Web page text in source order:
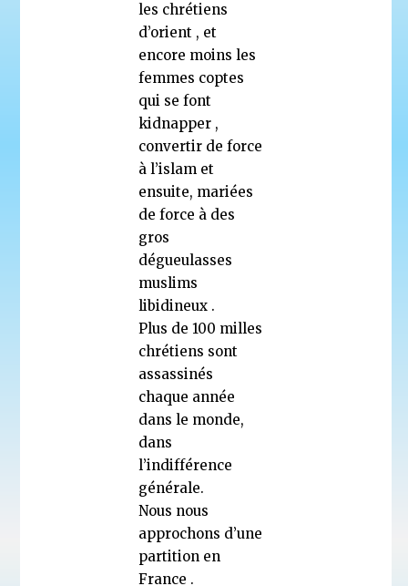
les chrétiens
d’orient , et
encore moins les
femmes coptes
qui se font
kidnapper ,
convertir de force
à l’islam et
ensuite, mariées
de force à des
gros
dégueulasses
muslims
libidineux .
Plus de 100 milles
chrétiens sont
assassinés
chaque année
dans le monde,
dans
l’indifférence
générale.
Nous nous
approchons d’une
partition en
France .